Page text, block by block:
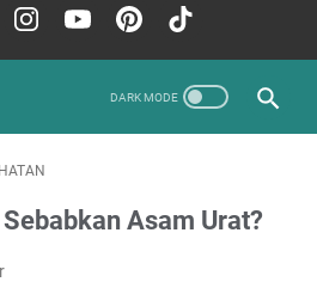
Asam Urat?